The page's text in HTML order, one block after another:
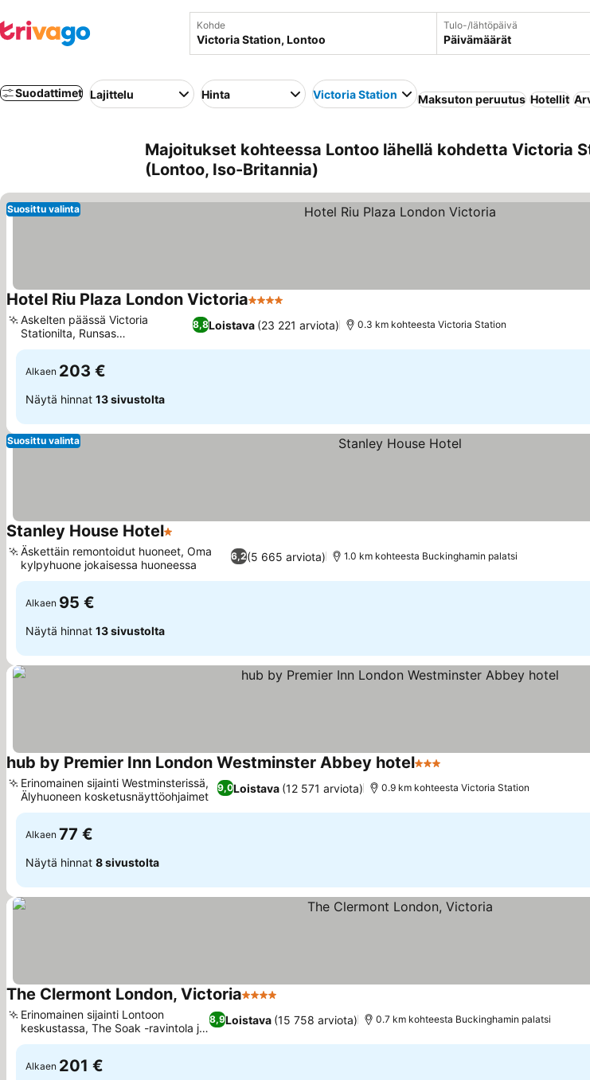
Kohde Tulo-/lähtöpäivä
Päivämäärät
Suodattimet Lajittelu Hinta Victoria Station Maksuton peruutus Hotellit
Majoitukset kohteessa Lontoo lähellä kohdetta Victoria
(Lontoo, Iso-Britannia)
Suosittu valinta
Hotel Riu Plaza London Victoria4 Tähtiluokitus
8,8Loistava (23 221 arviota)
Askelten päässä Victoria
Stationilta, Runsas
buffetaamiainen
0.3 km kohteesta Victoria Station
Alkaen 203 €
Näytä hinnat 13 sivustolta
Suosittu valinta
Stanley House Hotel1 Tähtiluokitus
6,2(5 665 arviota)
Äskettäin remontoidut huoneet, Oma
kylpyhuone jokaisessa huoneessa
1.0 km kohteesta Buckinghamin palatsi
Alkaen 95 €
Näytä hinnat 13 sivustolta
hub by Premier Inn London Westminster Abbey hotel3 Tähtiluokitus
9,0Loistava (12 571 arviota)
Erinomainen sijainti Westminsterissä,
Älyhuoneen kosketusnäyttöohjaimet
0.9 km kohteesta Victoria Station
Alkaen 77 €
Näytä hinnat 8 sivustolta
The Clermont London, Victoria4 Tähtiluokitus
8,9Loistava (15 758 arviota)
Erinomainen sijainti Lontoon
keskustassa, The Soak -ravintola ja
baari
0.7 km kohteesta Buckinghamin palatsi
Alkaen 201 €